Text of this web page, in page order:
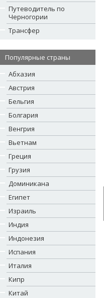
Путеводитель по
Черногории
Трансфер
Популярные страны
Абхазия
Австрия
Бельгия
Болгария
Венгрия
Вьетнам
Греция
Грузия
Доминикана
Египет
Израиль
Индия
Индонезия
Испания
Италия
Кипр
Китай